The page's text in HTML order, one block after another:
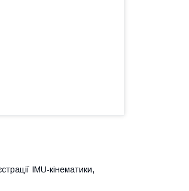
IMU-кінематики,